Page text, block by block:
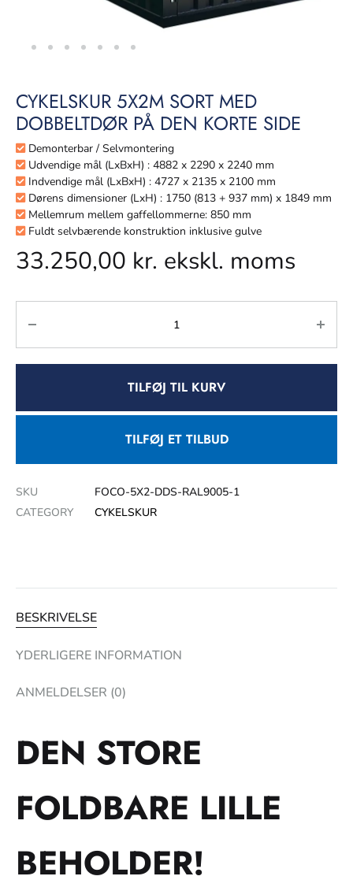
CYKELSKUR 5X2M SORT MED
DOBBELTDØR PÅ DEN KORTE SIDE
Demonterbar / Selvmontering
Udvendige mål (LxBxH) : 4882 x 2290 x 2240 mm
Indvendige mål (LxBxH) : 4727 x 2135 x 2100 mm
Dørens dimensioner (LxH) : 1750 (813 + 937 mm) x 1849 mm
Mellemrum mellem gaffellommerne: 850 mm
Fuldt selvbærende konstruktion inklusive gulve
33.250,00 kr. ekskl. moms
TILFØJ TIL KURV
TILFØJ ET TILBUD
SKU
FOCO-5X2-DDS-RAL9005-1
CATEGORY
CYKELSKUR
BESKRIVELSE
YDERLIGERE INFORMATION
ANMELDELSER (0)
DEN STORE
FOLDBARE LILLE
BEHOLDER!